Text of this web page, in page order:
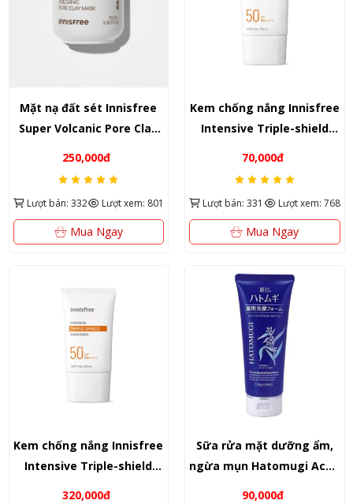
Mặt nạ đất sét Innisfree
Super Volcanic Pore Clay
250,000đ
Lượt bán: 332 Lượt xem: 801
Mua Ngay
Kem chống nắng Innisfree
Intensive Triple-shield
70,000đ
Lượt bán: 331 Lượt xem: 768
Mua Ngay
Kem chống nắng Innisfree
Intensive Triple-shield
320,000đ
Sữa rửa mặt dưỡng ẩm,
ngừa mụn Hatomugi Acne
90,000đ